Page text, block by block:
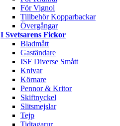
För Vignol
Tillbehör Kopparbackar
Övergångar
I Svetsarens Fickor
Bladmått
Gaständare
ISF Diverse Smått
Knivar
Körnare
Pennor & Kritor
Skiftnyckel
Slitsmejslar
Tejp